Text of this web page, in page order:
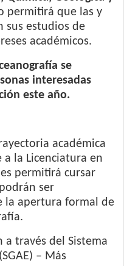
permitirá que las y
sus estudios de
académicos.
se
interesadas
este año.
académica
la Licenciatura en
permitirá cursar
ser
la apertura formal de
a través del Sistema
– Más